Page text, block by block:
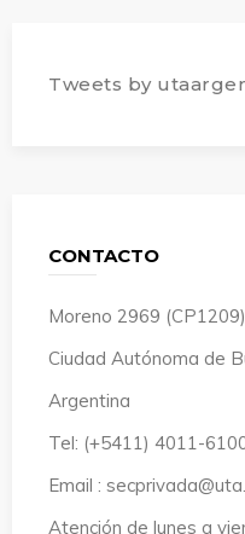
Tweets by
CONTACTO
Moreno 2969 (CP1209)
Ciudad Autónoma de
Argentina
Tel: (+5411) 4011-
Email :
Atención de lunes a